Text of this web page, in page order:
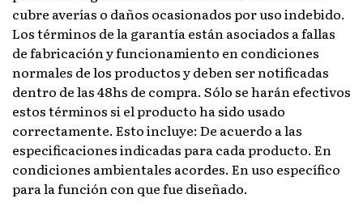
cubre averías o daños ocasionados por uso indebido.
Los términos de la garantía están asociados a fallas
de fabricación y funcionamiento en condiciones
normales de los productos y deben ser notificadas
dentro de las 48hs de compra. Sólo se harán efectivos
estos términos si el producto ha sido usado
correctamente. Esto incluye: De acuerdo a las
especificaciones indicadas para cada producto. En
condiciones ambientales acordes. En uso específico
para la función con que fue diseñado.